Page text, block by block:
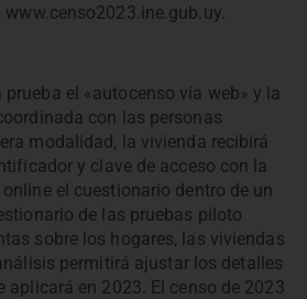
el «autocenso vía web» y la
con las personas
modalidad, la vivienda recibirá
y clave de acceso con la
el cuestionario dentro de un
de las pruebas piloto
sobre los hogares, las viviendas
permitirá ajustar los detalles
aplicará en 2023. El censo de 2023